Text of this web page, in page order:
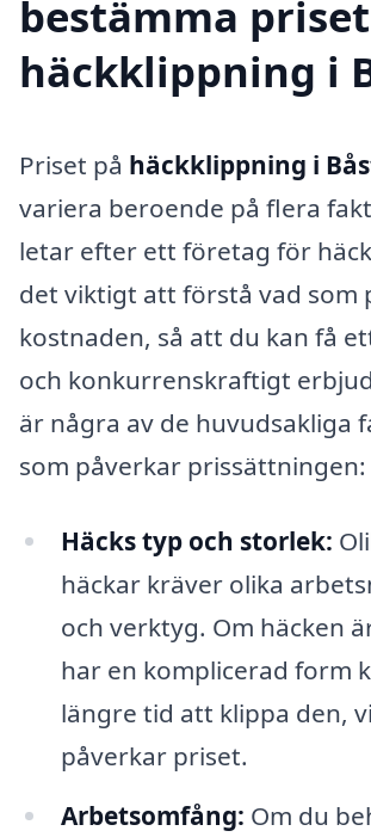
bestämma
häckklippning i
Priset på häckklippning i
variera beroende på flera
letar efter ett företag för
det viktigt att förstå vad som
kostnaden, så att du kan få
och konkurrenskraftigt
är några av de huvudsakliga
som påverkar prissättningen:
Häcks typ och storlek:
häckar kräver olika
och verktyg. Om häcken
har en komplicerad form
längre tid att klippa den,
påverkar priset.
Arbetsomfång: Om du